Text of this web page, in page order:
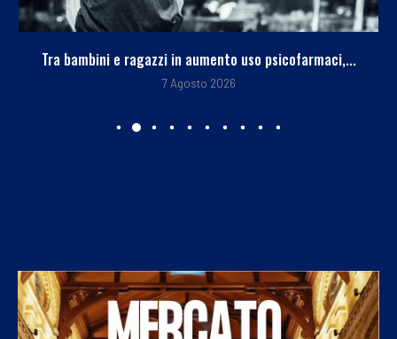
Tra bambini e ragazzi in aumento uso psicofarmaci,...
7 Agosto 2026